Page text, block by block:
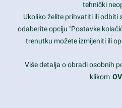
Daily: 9:00 am - 6:00 pm
Sunday: Closed
Copyright 2017FRESHFACE© All Rights
tehnički
Ukoliko želite prihvatiti ili odbiti
odaberite opciju "Postavke
trenutku možete izmijeniti ili
Više detalja o obradi osobnih
klikom